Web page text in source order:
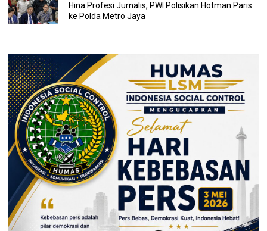
Hina Profesi Jurnalis, PWI Polisikan Hotman Paris
ke Polda Metro Jaya